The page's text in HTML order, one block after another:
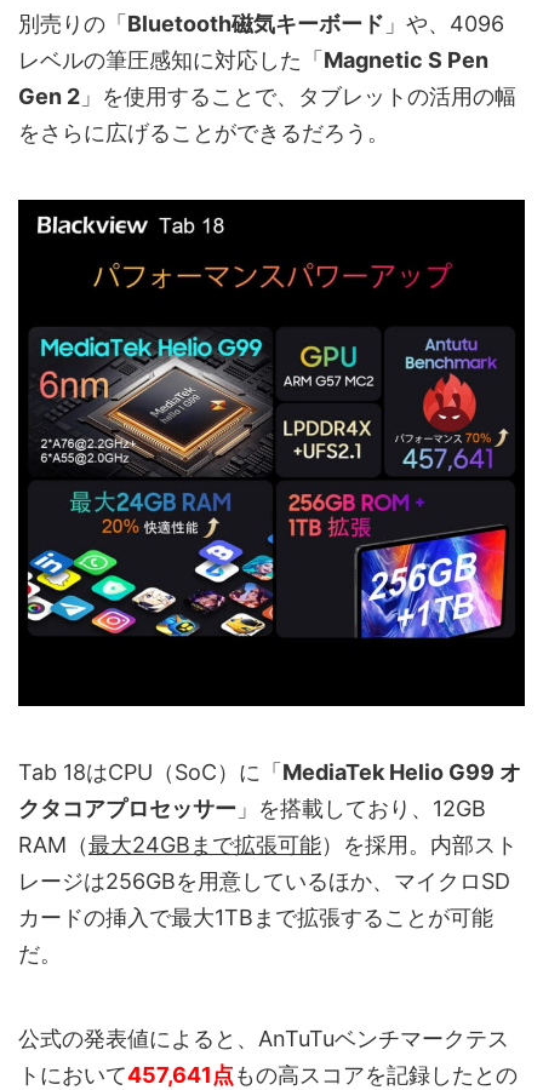
別売りの「 Bluetooth磁気キーボード 」や、4096
レベルの筆圧感知に対応した「 Magnetic S Pen
Gen 2 」を使用することで、タブレットの活用の幅
をさらに広げることができるだろう。
Tab 18はCPU（SoC）に「 MediaTek Helio G99 オ
クタコアプロセッサー 」を搭載しており、12GB
RAM（最大24GBまで拡張可能）を採用。内部スト
レージは256GBを用意しているほか、マイクロSD
カードの挿入で最大1TBまで拡張することが可能
だ。
公式の発表値によると、AnTuTuベンチマークテス
トにおいて457,641点もの高スコアを記録したとの